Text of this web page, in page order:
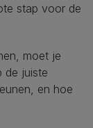
stap voor de
moet je
de juiste
en hoe